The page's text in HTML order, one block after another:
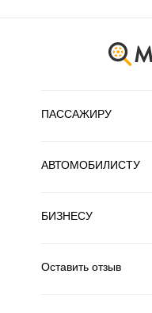
ПАССАЖИРУ
АВТОМОБИЛИСТУ
БИЗНЕСУ
Оставить отзыв